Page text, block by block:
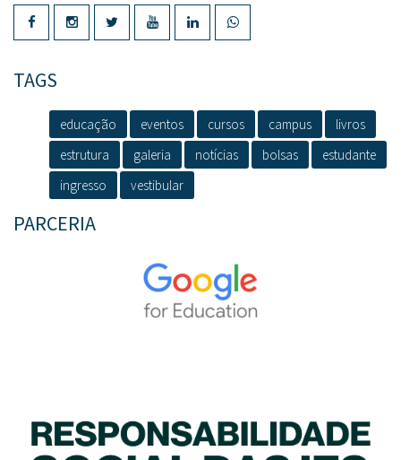
TAGS
educação eventos cursos campus
livros
estrutura
galeria notícias bolsas
estudante
ingresso
vestibular
PARCERIA